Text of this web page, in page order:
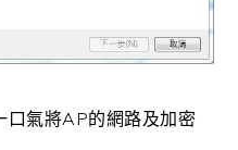
口氣將AP的網路及加密